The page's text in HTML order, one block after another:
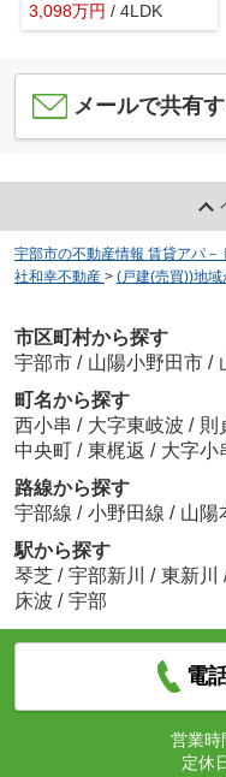
3,098万円 / 4LDK
メールで共有
宇部市の不動産情報 賃貸アパ
社和幸不動産 > (戸建(売買))地域
市区町村から探す
宇部市 / 山陽小野田市 /
町名から探す
西小串 / 大字東岐波 / 則
中央町 / 東梶返 / 大字小
路線から探す
宇部線 / 小野田線 / 山陽
駅から探す
琴芝 / 宇部新川 / 東新川
床波 / 宇部
電
営業時
定休